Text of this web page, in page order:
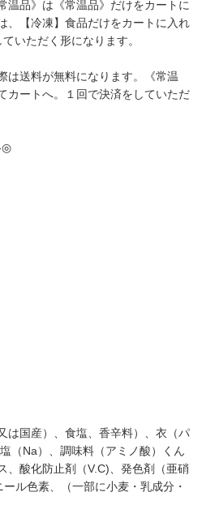
品》は《常温品》だけをカートに
、【冷凍】食品だけをカートに入れ
いただく形になります。
は送料が無料になります。《常温
カートへ。１回で決済をしていただ
◎
は国産）、食塩、香辛料）、衣（パ
（Na）、調味料（アミノ酸）くん
、酸化防止剤（V.C)、発色剤（亜硝
ル色素、（一部に小麦・乳成分・